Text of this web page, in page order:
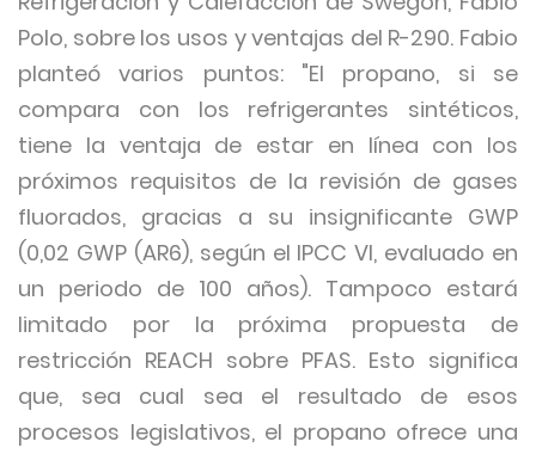
Polo, sobre los usos y ventajas del R-290. Fabio
planteó varios puntos: "El propano, si se
compara con los refrigerantes sintéticos,
tiene la ventaja de estar en línea con los
próximos requisitos de la revisión de gases
fluorados, gracias a su insignificante GWP
(0,02 GWP (AR6), según el IPCC VI, evaluado en
un periodo de 100 años). Tampoco estará
limitado por la próxima propuesta de
restricción REACH sobre PFAS. Esto significa
que, sea cual sea el resultado de esos
procesos legislativos, el propano ofrece una